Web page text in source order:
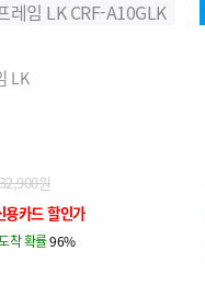
LK
원
용카드 할인가
착 확률96%